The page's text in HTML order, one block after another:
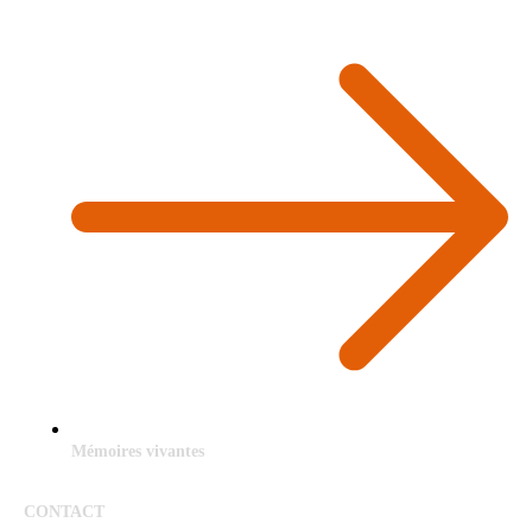
Mémoires vivantes
CONTACT